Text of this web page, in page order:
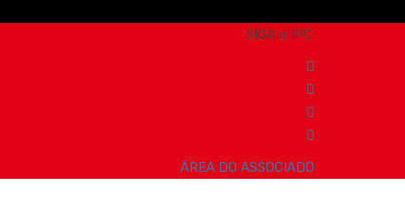
SIGA o IPC:
ÁREA DO ASSOCIADO